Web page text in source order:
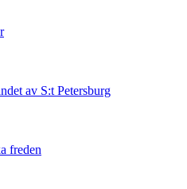
av S:t Petersburg
freden